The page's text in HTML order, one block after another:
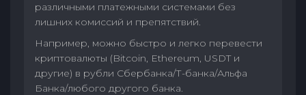
различными платежными системами без
лишних комиссий и препятствий.
Например, можно быстро и легко перевести
криптовалюты (Bitcoin, Ethereum, USDT и
другие) в рубли Сбербанка/Т-банка/Альфа
Банка/любого другого банка.